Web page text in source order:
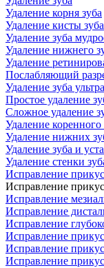
Удаление корня зуба
Удаление кисты зуба
Удаление зуба
Удаление нижнего
Удаление
Послабляющий
Удаление зуба
Простое удаление
Сложное удаление
Удаление коренного
Удаление нижних
Удаление зуба и
Удаление стенки
Исправление
Исправление
Исправление
Исправление
Исправление
Исправление
Исправление
Исправление